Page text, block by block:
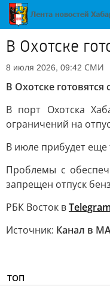
В Охотске
8 июля 2026, 09:42 СМИ
В Охотске готовятся
В порт Охотска
ограничений на
В июле прибудет еще
Проблемы с
запрещен отпуск
РБК Восток вTelegram
Источник: Канал в
ТОП